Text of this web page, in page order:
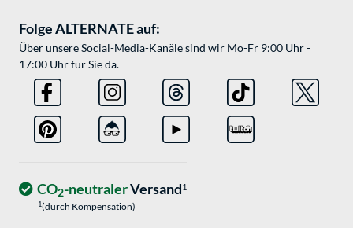
Folge ALTERNATE auf:
Über unsere Social-Media-Kanäle sind wir Mo-Fr 9:00 Uhr -
17:00 Uhr für Sie da.
CO2-neutralerVersand1
1(durch Kompensation)